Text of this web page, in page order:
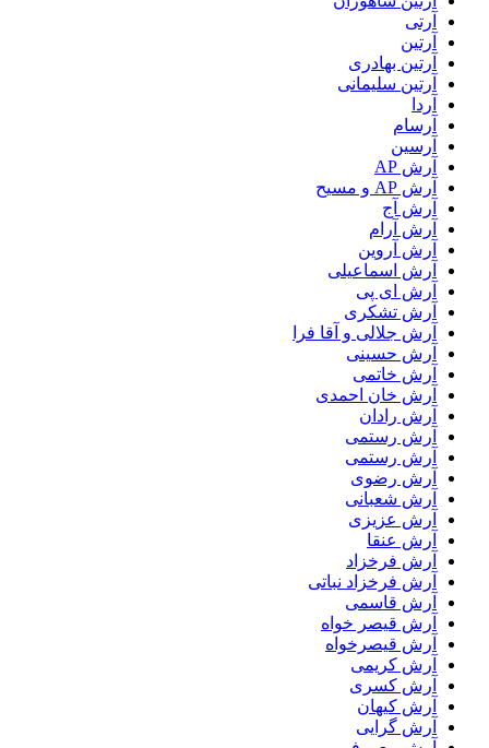
آرتی
آرتین
آرتین بهادری
آرتین سلیمانی
آردا
آرسام
آرسین
آرش AP
آرش AP و مسیح
آرش آج
آرش آرام
آرش آروین
آرش اسماعیلی
آرش ای پی
آرش تشکری
آرش جلالی و آقا فرا
آرش حسینی
آرش خاتمی
آرش خان احمدی
آرش رادان
آرش رستمى
آرش رستمی
آرش رضوی
آرش شعبانی
آرش عزیزی
آرش عنقا
آرش فرخزاد
آرش فرخزاد نباتی
آرش قاسمی
آرش قیصر خواه
آرش قیصرخواه
آرش کریمی
آرش کسری
آرش کیهان
آرش گرایی